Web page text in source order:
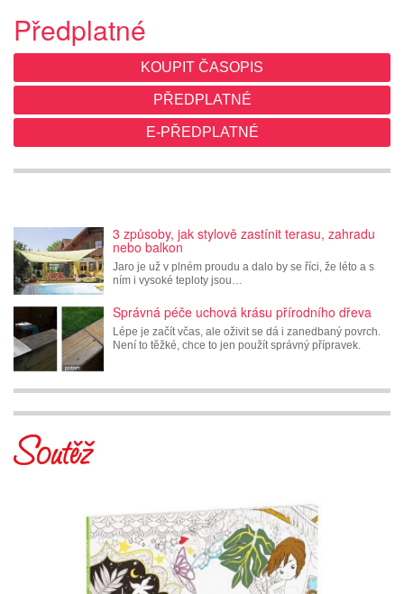
Předplatné
KOUPIT ČASOPIS
PŘEDPLATNÉ
E-PŘEDPLATNÉ
3 způsoby, jak stylově zastínit terasu, zahradu
nebo balkon
Jaro je už v plném proudu a dalo by se říci, že léto a s
ním i vysoké teploty jsou…
Správná péče uchová krásu přírodního dřeva
Lépe je začít včas, ale oživit se dá i zanedbaný povrch.
Není to těžké, chce to jen použít správný přípravek.